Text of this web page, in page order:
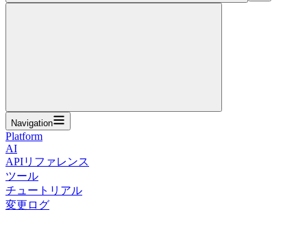
Navigation
Platform
AI
APIリファレンス
ツール
チュートリアル
変更ログ